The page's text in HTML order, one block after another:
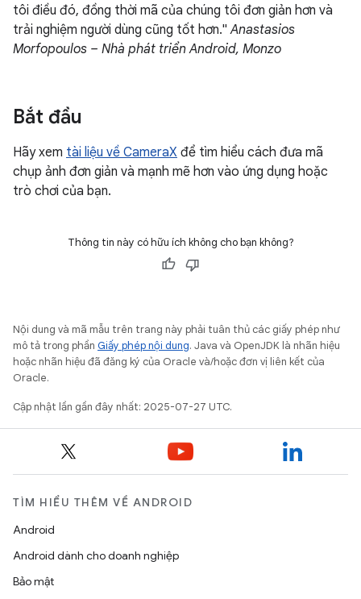
tôi điều đó, đồng thời mã của chúng tôi đơn giản hơn và
trải nghiệm người dùng cũng tốt hơn."Anastasios
Morfopoulos – Nhà phát triển Android, Monzo
Bắt đầu
Hãy xem tài liệu về CameraX để tìm hiểu cách đưa mã
chụp ảnh đơn giản và mạnh mẽ hơn vào ứng dụng hoặc
trò chơi của bạn.
Thông tin này có hữu ích không cho bạn không?
Nội dung và mã mẫu trên trang này phải tuân thủ các giấy phép như
mô tả trong phần Giấy phép nội dung. Java và OpenJDK là nhãn hiệu
hoặc nhãn hiệu đã đăng ký của Oracle và/hoặc đơn vị liên kết của
Oracle.
Cập nhật lần gần đây nhất: 2025-07-27 UTC.
TÌM HIỂU THÊM VỀ ANDROID
Android
Android dành cho doanh nghiệp
Bảo mật